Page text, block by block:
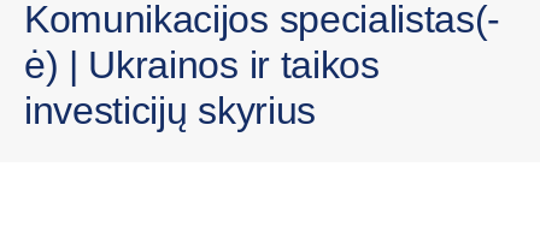
Komunikacijos specialistas(-
ė) | Ukrainos ir taikos
investicijų skyrius